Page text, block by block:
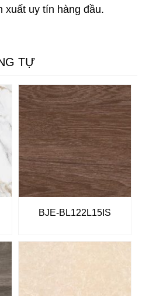
xuất uy tín hàng đầu.
TỰ
BJE-BL122L15IS